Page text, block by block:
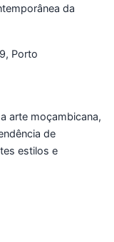
da
Porto
arte moçambicana,
de
estilos e